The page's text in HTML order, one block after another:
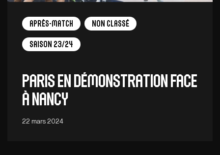
Après-match Non Classé
Saison 23/24
Paris en démonstration face
à Nancy
22 mars 2024